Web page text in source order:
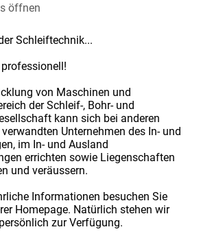
öffnen
Schleiftechnik...
von Maschinen und
der Schleif-, Bohr- und
kann sich bei anderen
Unternehmen des In- und
im In- und Ausland
errichten sowie Liegenschaften
und veräussern.
Informationen besuchen Sie
Homepage. Natürlich stehen wir
zur Verfügung.